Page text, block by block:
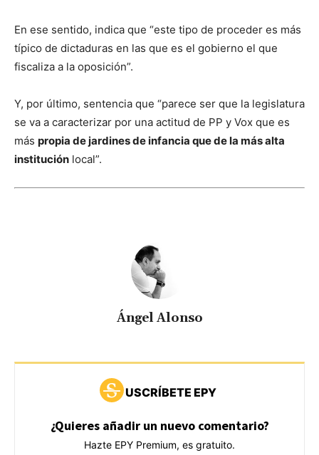
En ese sentido, indica que “este tipo de proceder es más
típico de dictaduras en las que es el gobierno el que
fiscaliza a la oposición”.
Y, por último, sentencia que “parece ser que la legislatura
se va a caracterizar por una actitud de PP y Vox que es
más propia de jardines de infancia que de la más alta
institución local”.
Ángel Alonso
USCRÍBETE EPY
¿Quieres añadir un nuevo comentario?
Hazte EPY Premium, es gratuito.